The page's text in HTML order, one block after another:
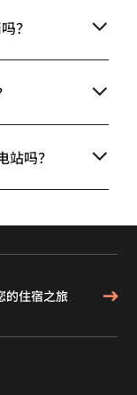
？
吗？
的住宿之旅